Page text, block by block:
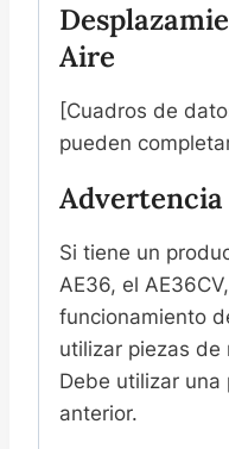
Aire
[Cuadros de
pueden
Advertencia
Si tiene un
AE36, el
funcionamiento
utilizar piezas de
Debe utilizar
anterior.